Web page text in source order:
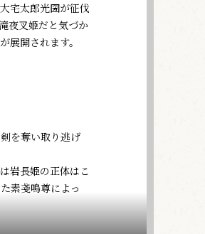
宅太郎光圀が征伐
夜叉姫だと気づか
展開されます。
を奪い取り逃げ
岩長姫の正体はこ
素戔嗚尊によっ